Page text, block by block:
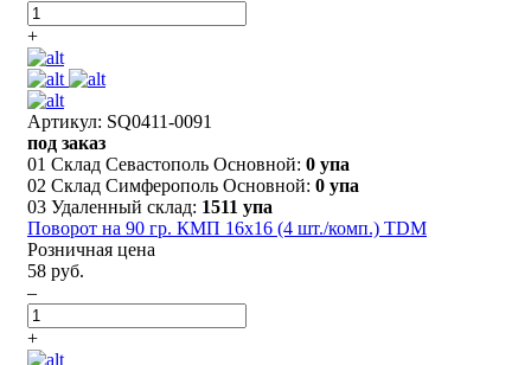
+
Артикул: SQ0411-0091
под заказ
01 Склад Севастополь Основной: 0 упа
02 Склад Симферополь Основной: 0 упа
03 Удаленный склад: 1511 упа
Поворот на 90 гр. КМП 16х16 (4 шт./комп.) TDM
Розничная цена
58 руб.
–
+